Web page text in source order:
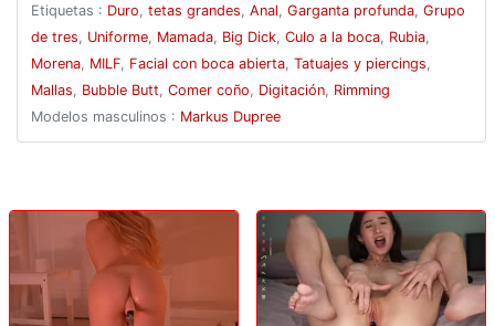
culo a Riley! El padre Markus folla a Dana por el culo, y las mujeres
chupan su bastón sacerdotal con el culo con la boca. El desagradable
trío anal llega al clímax con un facial de semen y un beso.
Etiquetas : Duro, tetas grandes, Anal, Garganta profunda, Grupo
de tres, Uniforme, Mamada, Big Dick, Culo a la boca, Rubia,
Morena, MILF, Facial con boca abierta, Tatuajes y piercings,
Mallas, Bubble Butt, Comer coño, Digitación, Rimming
Modelos masculinos : Markus Dupree